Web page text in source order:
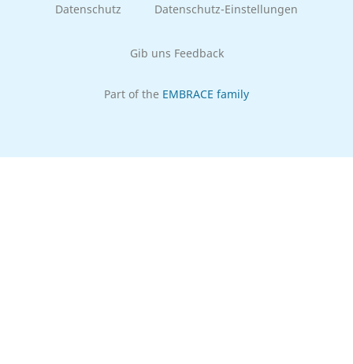
Datenschutz Datenschutz-Einstellungen
Gib uns Feedback
Part of the EMBRACE family